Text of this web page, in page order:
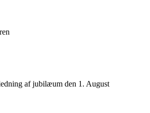
af jubilæum den 1. August